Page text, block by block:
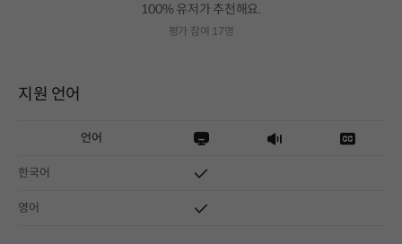
100% 유저가 추천해요.
평가 참여 17명
지원 언어
언어
한국어
영어